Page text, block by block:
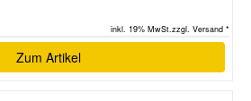
inkl. 19% MwSt.zzgl. Versand *
Zum Artikel